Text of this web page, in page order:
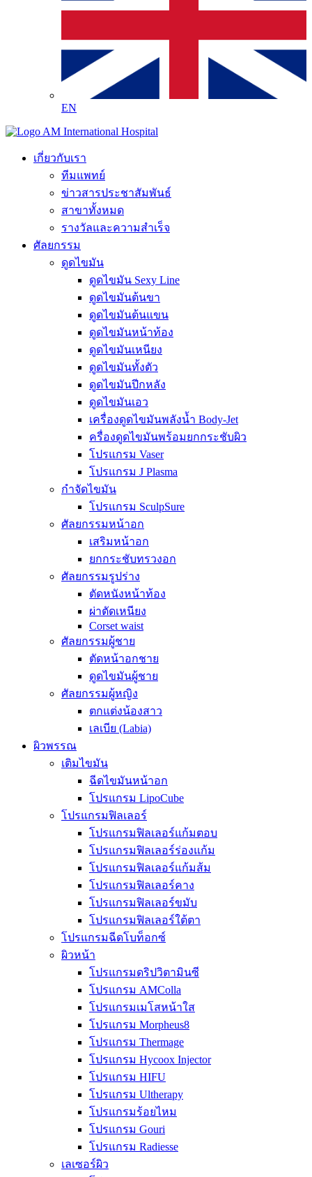
EN
เกี่ยวกับเรา
ทีมแพทย์
ข่าวสารประชาสัมพันธ์
สาขาทั้งหมด
รางวัลและความสำเร็จ
ศัลยกรรม
ดูดไขมัน
ดูดไขมัน Sexy Line
ดูดไขมันต้นขา
ดูดไขมันต้นแขน
ดูดไขมันหน้าท้อง
ดูดไขมันเหนียง
ดูดไขมันทั้งตัว
ดูดไขมันปีกหลัง
ดูดไขมันเอว
เครื่องดูดไขมันพลังน้ำ Body-Jet
ครื่องดูดไขมันพร้อมยกกระชับผิว
โปรแกรม Vaser
โปรแกรม J Plasma
กำจัดไขมัน
โปรแกรม SculpSure
ศัลยกรรมหน้าอก
เสริมหน้าอก
ยกกระชับทรวงอก
ศัลยกรรมรูปร่าง
ตัดหนังหน้าท้อง
ผ่าตัดเหนียง
Corset waist
ศัลยกรรมผู้ชาย
ตัดหน้าอกชาย
ดูดไขมันผู้ชาย
ศัลยกรรมผู้หญิง
ตกแต่งน้องสาว
เลเบีย (Labia)
ผิวพรรณ
เติมไขมัน
ฉีดไขมันหน้าอก
โปรแกรม LipoCube
โปรแกรมฟิลเลอร์
โปรแกรมฟิลเลอร์แก้มตอบ
โปรแกรมฟิลเลอร์ร่องแก้ม
โปรแกรมฟิลเลอร์แก้มส้ม
โปรแกรมฟิลเลอร์คาง
โปรแกรมฟิลเลอร์ขมับ
โปรแกรมฟิลเลอร์ใต้ตา
โปรแกรมฉีดโบท็อกซ์
ผิวหน้า
โปรแกรมดริปวิตามินซี
โปรแกรม AMColla
โปรแกรมเมโสหน้าใส
โปรแกรม Morpheus8
โปรแกรม Thermage
โปรแกรม Hycoox Injector
โปรแกรม HIFU
โปรแกรม Ultherapy
โปรแกรมร้อยไหม
โปรแกรม Gouri
โปรแกรม Radiesse
เลเซอร์ผิว